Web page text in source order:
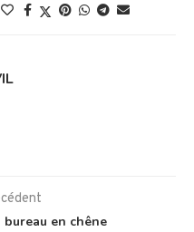
bureau en chêne